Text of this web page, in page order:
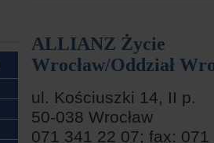
ALLIANZ Życie
Wrocław/Oddział
ul. Kościuszki 14, II p.
50-038 Wrocław
071 341 22 07; fax: